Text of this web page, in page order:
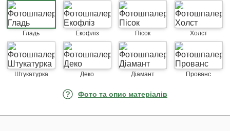
Гладь Екофліз Пісок Холст
Штукатурка Деко Діамант Прованс
Фото та опис матеріалів